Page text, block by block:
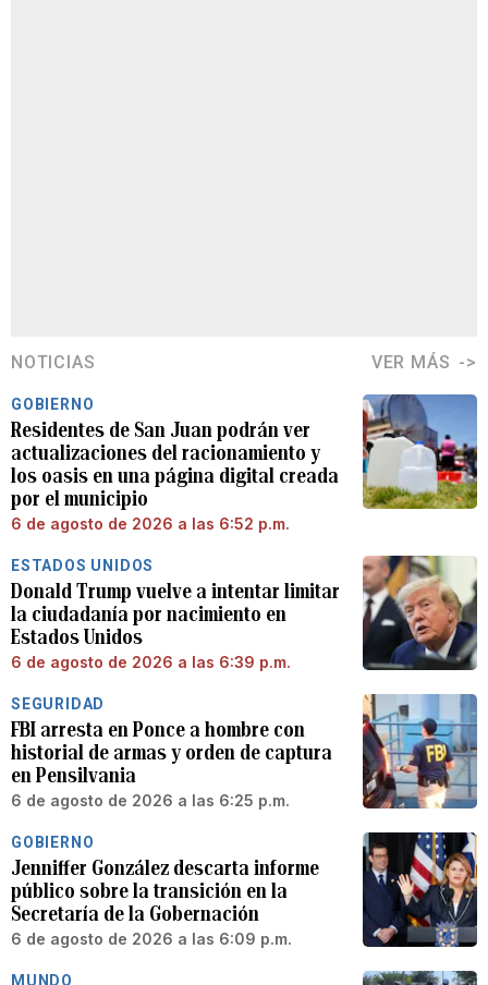
NOTICIAS VER MÁS
GOBIERNO
Residentes de San Juan podrán ver
actualizaciones del racionamiento y
los oasis en una página digital creada
por el municipio
6 de agosto de 2026 a las 6:52 p.m.
ESTADOS UNIDOS
Donald Trump vuelve a intentar limitar
la ciudadanía por nacimiento en
Estados Unidos
6 de agosto de 2026 a las 6:39 p.m.
SEGURIDAD
FBI arresta en Ponce a hombre con
historial de armas y orden de captura
en Pensilvania
6 de agosto de 2026 a las 6:25 p.m.
GOBIERNO
Jenniffer González descarta informe
público sobre la transición en la
Secretaría de la Gobernación
6 de agosto de 2026 a las 6:09 p.m.
MUNDO